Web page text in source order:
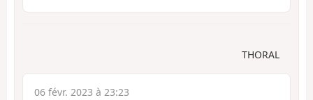
THORAL
06 févr. 2023 à 23:23